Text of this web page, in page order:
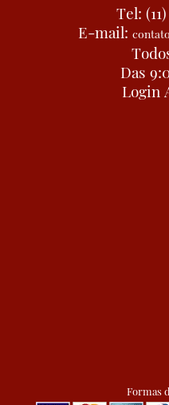
Tel:
E-mail:
Das
Login
Formas